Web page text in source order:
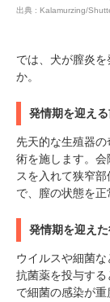
出典 : Kalamurzing/
では、犬が膣炎
か。
発情期を迎え
先天的な生殖器
術を施します。
スを入れて狭窄
で、膣の状態を正
発情期を迎え
ウイルスや細菌
抗菌薬を投与す
で細菌の感染が